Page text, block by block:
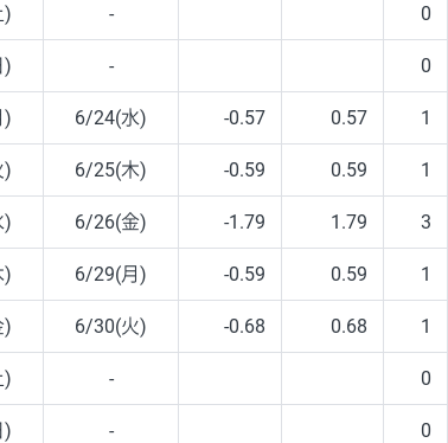
) - 0
) - 0
) 6/24(水) -0.57 0.57 1
) 6/25(木) -0.59 0.59 1
) 6/26(金) -1.79 1.79 3
) 6/29(月) -0.59 0.59 1
) 6/30(火) -0.68 0.68 1
) - 0
) - 0